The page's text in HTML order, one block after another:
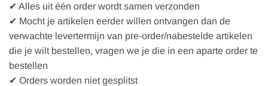
✔ Alles uit één order wordt samen verzonden
✔ Mocht je artikelen eerder willen ontvangen dan de
verwachte levertermijn van pre-order/nabestelde artikelen
die je wilt bestellen, vragen we je die in een aparte order te
bestellen
✔ Orders worden niet gesplitst